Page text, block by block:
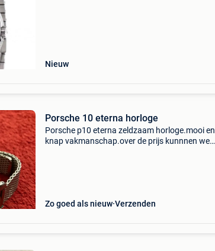
Nieuw
Porsche 10 eterna horloge
Porsche p10 eterna zeldzaam horloge.mooi en
knap vakmanschap.over de prijs kunnnen we
Zo goed als nieuw Verzenden